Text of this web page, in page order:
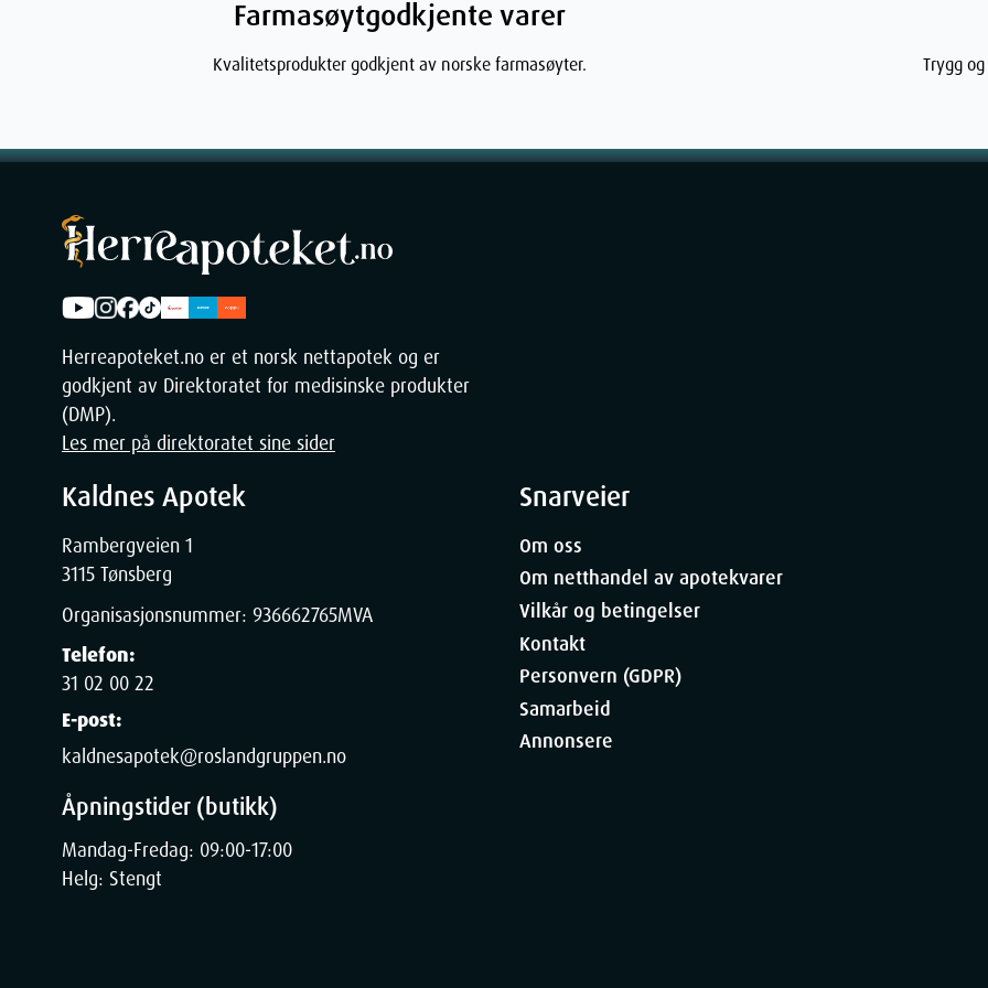
Dimensjoner
Width
Depth
Weight
Farmasøytgodkjente varer
Kvalitetsprodukter godkjent av norske farmasøyter. Trygg
Herreapoteket.no er et norsk nettapotek og er
godkjent av Direktoratet for medisinske produkter
(DMP).
Les mer på direktoratet sine sider
Kaldnes Apotek
Rambergveien 1
3115 Tønsberg
Organisasjonsnummer: 936662765MVA
Telefon:
31 02 00 22
E-post:
kaldnesapotek@roslandgruppen.no
Åpningstider (butikk)
Mandag-Fredag: 09:00-17:00
Helg: Stengt
Snarveier
Om oss
Om netthandel av apotekvarer
Vilkår og betingelser
Kontakt
Personvern (GDPR)
Samarbeid
Annonsere